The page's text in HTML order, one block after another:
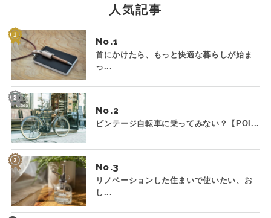
人気記事
No.
首にかけたら、もっと快適な暮らしが始ま
っ...
No.
ビンテージ自転車に乗ってみない？【POI...
No.
リノベーションした住まいで使いたい、お
し...